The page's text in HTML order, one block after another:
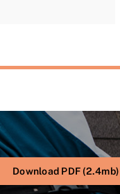
Download PDF (2.4mb)